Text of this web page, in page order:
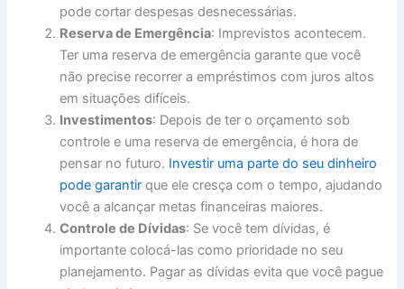
pode cortar despesas desnecessárias.
Reserva de Emergência: Imprevistos acontecem.
Ter uma reserva de emergência garante que você
não precise recorrer a empréstimos com juros altos
em situações difíceis.
Investimentos: Depois de ter o orçamento sob
controle e uma reserva de emergência, é hora de
pensar no futuro. Investir uma parte do seu dinheiro
pode garantir que ele cresça com o tempo, ajudando
você a alcançar metas financeiras maiores.
Controle de Dívidas: Se você tem dívidas, é
importante colocá-las como prioridade no seu
planejamento. Pagar as dívidas evita que você pague